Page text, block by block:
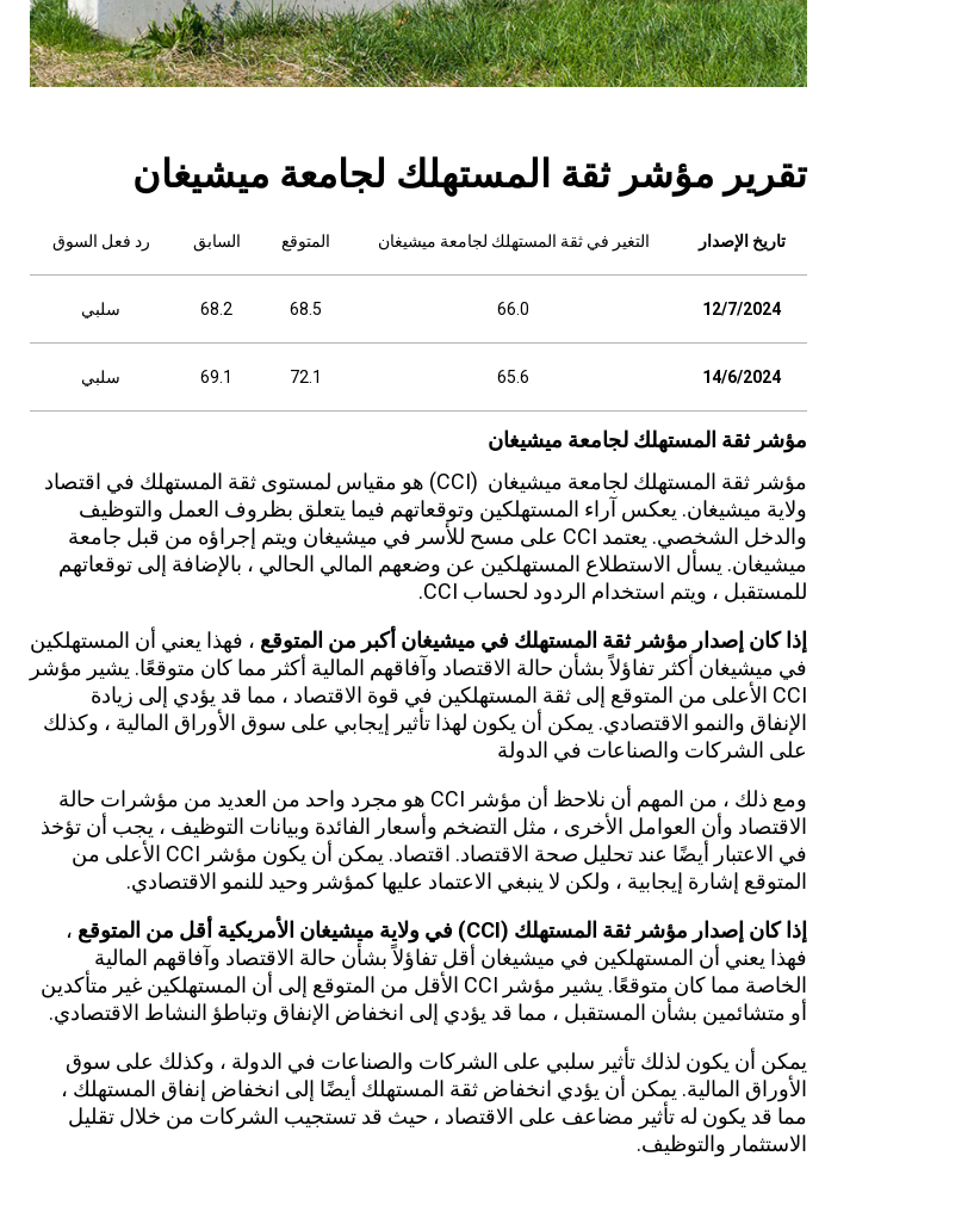
تقرير مؤشر ثقة المستهلك لجامعة ميشيغان
تاريخ الإصدار التغير في ثقة المستهلك لجامعة ميشيغان المتوقع السابق رد فعل السوق
12/7/2024
66.0
68.5
68.2 سلبي
14/6/2024
65.6
72.1
69.1 سلبي
مؤشر ثقة المستهلك لجامعة ميشيغان
مؤشر ثقة المستهلك لجامعة ميشيغان (CCI) هو مقياس لمستوى ثقة المستهلك في اقتصاد
ولاية ميشيغان. يعكس آراء المستهلكين وتوقعاتهم فيما يتعلق بظروف العمل والتوظيف
والدخل الشخصي. يعتمد CCI على مسح للأسر في ميشيغان ويتم إجراؤه من قبل جامعة
ميشيغان. يسأل الاستطلاع المستهلكين عن وضعهم المالي الحالي ، بالإضافة إلى توقعاتهم
للمستقبل ، ويتم استخدام الردود لحساب CCI.
إذا كان إصدار مؤشر ثقة المستهلك في ميشيغان أكبر من المتوقع ، فهذا يعني أن المستهلكين
في ميشيغان أكثر تفاؤلاً بشأن حالة الاقتصاد وآفاقهم المالية أكثر مما كان متوقعًا. يشير مؤشر
CCI الأعلى من المتوقع إلى ثقة المستهلكين في قوة الاقتصاد ، مما قد يؤدي إلى زيادة
الإنفاق والنمو الاقتصادي. يمكن أن يكون لهذا تأثير إيجابي على سوق الأوراق المالية ، وكذلك
على الشركات والصناعات في الدولة
ومع ذلك ، من المهم أن نلاحظ أن مؤشر CCI هو مجرد واحد من العديد من مؤشرات حالة
الاقتصاد وأن العوامل الأخرى ، مثل التضخم وأسعار الفائدة وبيانات التوظيف ، يجب أن تؤخذ
في الاعتبار أيضًا عند تحليل صحة الاقتصاد. اقتصاد. يمكن أن يكون مؤشر CCI الأعلى من
المتوقع إشارة إيجابية ، ولكن لا ينبغي الاعتماد عليها كمؤشر وحيد للنمو الاقتصادي.
إذا كان إصدار مؤشر ثقة المستهلك (CCI) في ولاية ميشيغان الأمريكية أقل من المتوقع ،
فهذا يعني أن المستهلكين في ميشيغان أقل تفاؤلاً بشأن حالة الاقتصاد وآفاقهم المالية
الخاصة مما كان متوقعًا. يشير مؤشر CCI الأقل من المتوقع إلى أن المستهلكين غير متأكدين
أو متشائمين بشأن المستقبل ، مما قد يؤدي إلى انخفاض الإنفاق وتباطؤ النشاط الاقتصادي.
يمكن أن يكون لذلك تأثير سلبي على الشركات والصناعات في الدولة ، وكذلك على سوق
الأوراق المالية. يمكن أن يؤدي انخفاض ثقة المستهلك أيضًا إلى انخفاض إنفاق المستهلك ،
مما قد يكون له تأثير مضاعف على الاقتصاد ، حيث قد تستجيب الشركات من خلال تقليل
الاستثمار والتوظيف.